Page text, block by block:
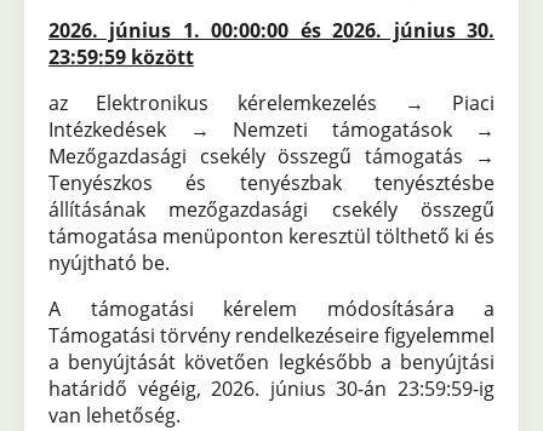
2026. június 1. 00:00:00 és 2026. június 30.
23:59:59 között
az Elektronikus kérelemkezelés → Piaci
Intézkedések → Nemzeti támogatások →
Mezőgazdasági csekély összegű támogatás →
Tenyészkos és tenyészbak tenyésztésbe
állításának mezőgazdasági csekély összegű
támogatása menüponton keresztül tölthető ki és
nyújtható be.
A támogatási kérelem módosítására a
Támogatási törvény rendelkezéseire figyelemmel
a benyújtását követően legkésőbb a benyújtási
határidő végéig, 2026. június 30-án 23:59:59-ig
van lehetőség.